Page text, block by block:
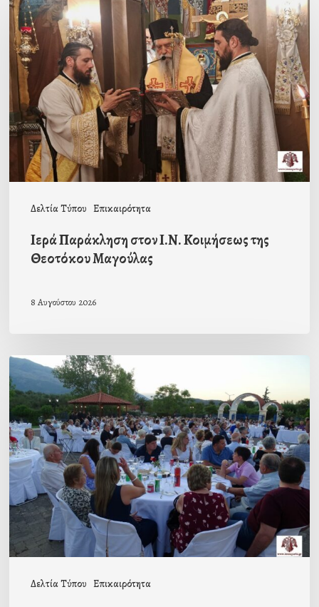
Δελτία Τύπου Επικαιρότητα
Παράκληση
στον
Ι.Ν.
Κοιμήσεως
της
Θεοτόκου
Μαγούλας
Ιερά Παράκληση στον Ι.Ν. Κοιμήσεως της
Θεοτόκου Μαγούλας
8 Αυγούστου 2026
Δελτία Τύπου Επικαιρότητα
Πρόσκληση
προς
τους
Ομογενείς
μας